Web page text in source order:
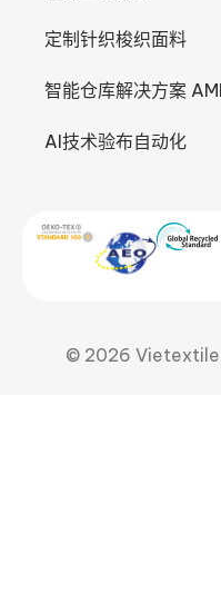
定制针织梭织面料
智能仓库解决方案
AI技术验布自动化
© 2026